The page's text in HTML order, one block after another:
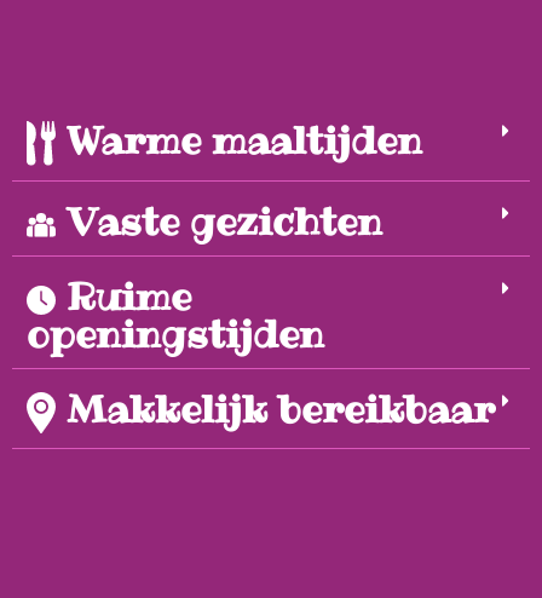
Warme maaltijden
Vaste gezichten
Ruime
openingstijden
Makkelijk bereikbaar